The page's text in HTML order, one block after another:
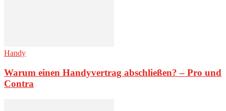
Handy
Warum einen Handyvertrag abschließen? – Pro und
Contra